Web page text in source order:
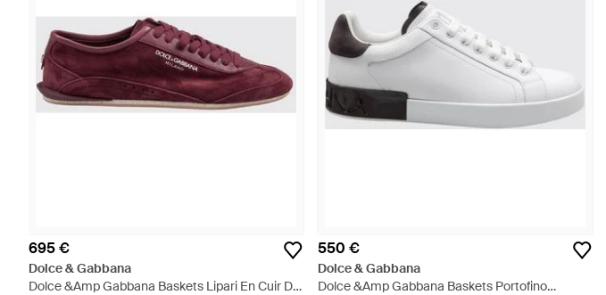
695 €
Dolce & Gabbana
Dolce &Amp Gabbana Baskets Lipari En Cuir De
550 €
Dolce & Gabbana
Dolce &Amp Gabbana Baskets Portofino